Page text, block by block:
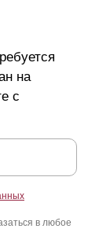
на
с
в любое